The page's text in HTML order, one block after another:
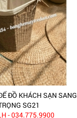
ĐỒ KHÁCH SẠN SANG
SG21
- 034.775.9900